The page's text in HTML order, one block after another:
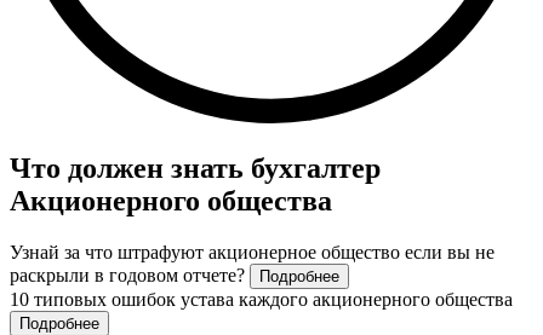
Что должен знать бухгалтер
Акционерного общества
Узнай за что штрафуют акционерное общество если вы не
раскрыли в годовом отчете?
Подробнее
10 типовых ошибок устава каждого акционерного общества
Подробнее